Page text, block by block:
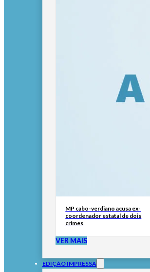
MP cabo-verdiano acusa ex-
coordenador estatal de dois
crimes
VER MAIS
EDIÇÃO IMPRESSA